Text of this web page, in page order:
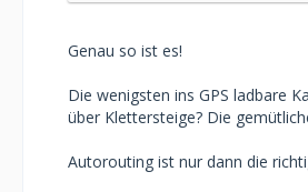
Genau so ist es!
Die wenigsten ins GPS ladbare
über Klettersteige? Die
Autorouting ist nur dann die